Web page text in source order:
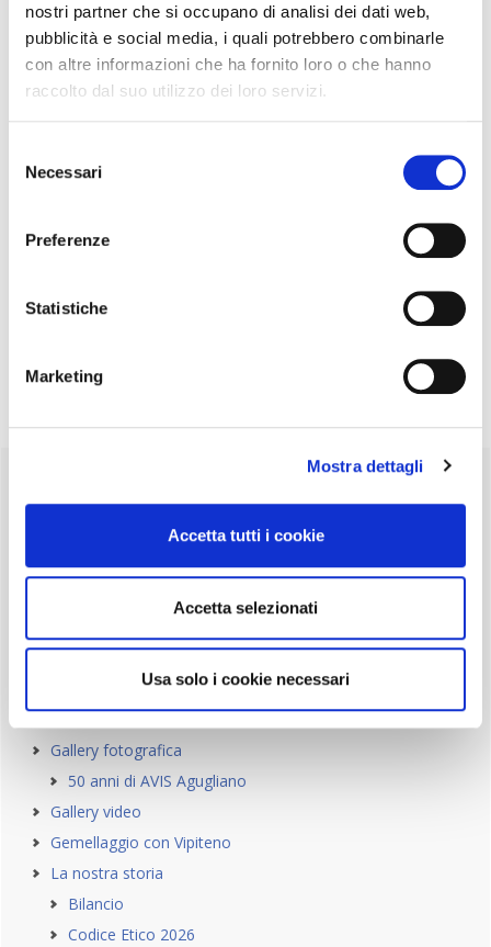
nostri partner che si occupano di analisi dei dati web,
pubblicità e social media, i quali potrebbero combinarle
con altre informazioni che ha fornito loro o che hanno
raccolto dal suo utilizzo dei loro servizi.
delNecessari
Preferenze
Statistiche
Marketing
Mostra dettagli
Accetta tutti i cookie
Accetta selezionati
Usa solo i cookie necessari
Filed Under:
Sidebar
Contatti
Diventa donatore
Esecutivo
Gallery fotografica
50 anni di AVIS Agugliano
Gallery video
Gemellaggio con Vipiteno
La nostra storia
Bilancio
Codice Etico 2026